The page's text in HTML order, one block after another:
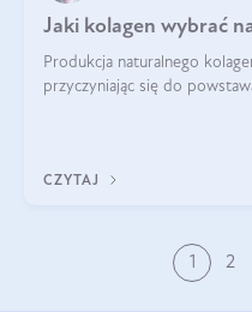
Jaki kolagen wybrać
Produkcja naturalnego
przyczyniając się do
CZYTAJ
1 2